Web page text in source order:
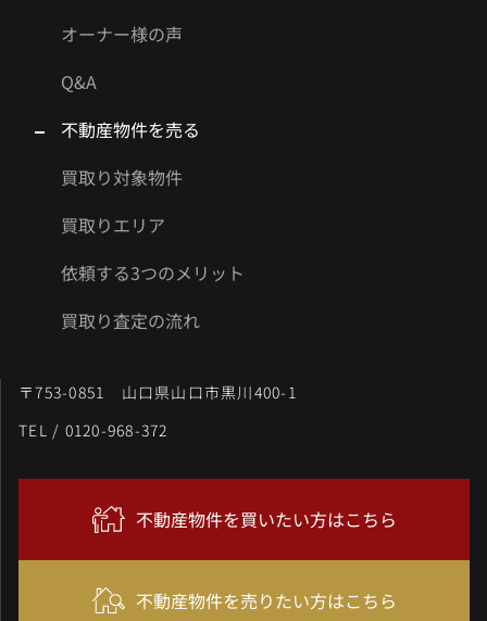
オーナー様の声
Q&A
不動産物件を売る
買取り対象物件
買取りエリア
依頼する3つのメリット
買取り査定の流れ
〒753-0851 山口県山口市黒川400-1
TEL / 0120-968-372
不動産物件を買いたい方はこちら
不動産物件を売りたい方はこちら